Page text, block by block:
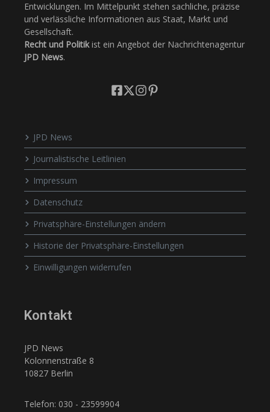
Entwicklungen. Im Mittelpunkt stehen sachliche, präzise
und verlässliche Informationen aus Staat, Markt und
Gesellschaft.
Recht und Politikist ein Angebot der Nachrichtenagentur
JPD News.
JPD News
Journalistische Leitlinien
Impressum
Datenschutz
Privatsphäre-Einstellungen ändern
Historie der Privatsphäre-Einstellungen
Einwilligungen widerrufen
Kontakt
JPD News
Kolonnenstraße 8
10827 Berlin
Telefon: 030 - 23599904